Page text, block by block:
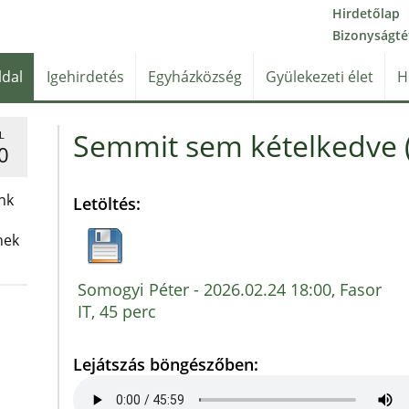
Hirdetőlap
Igehirdetés Egyházközség Gyülekezeti élet
Semmit sem kételkedve
Letöltés:
Somogyi Péter - 2026.02.24 18:00, Fasor
IT, 45 perc
Lejátszás böngészőben: